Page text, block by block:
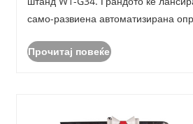
само-развиена автоматизирана
производство.
Прочитај повеќе